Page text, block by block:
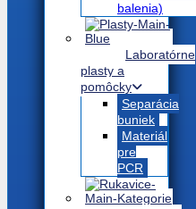
balenia)
Laboratórne
plasty a
pomôcky
Separácia
buniek
Materiál
pre
PCR